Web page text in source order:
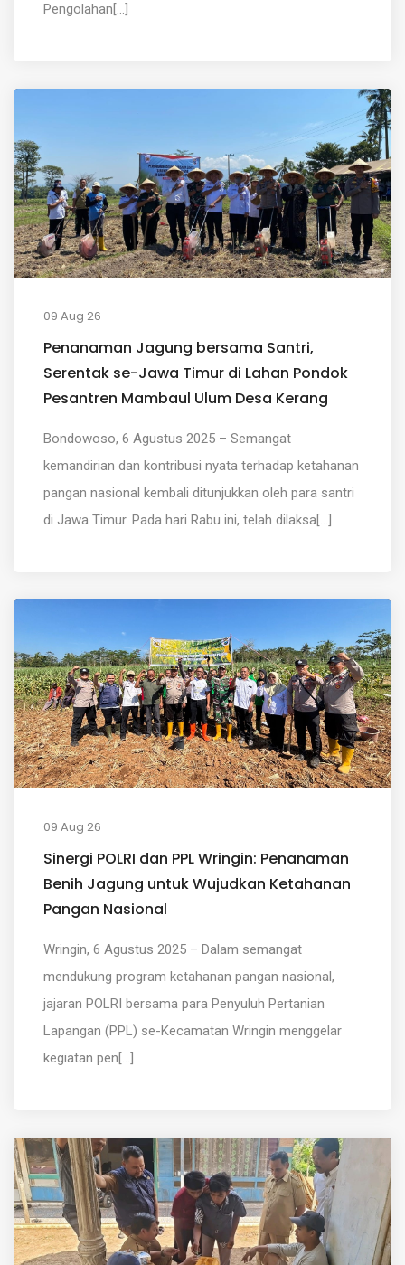
Pengolahan[...]
09 Aug 26
Penanaman Jagung bersama Santri,
Serentak se-Jawa Timur di Lahan Pondok
Pesantren Mambaul Ulum Desa Kerang
Bondowoso, 6 Agustus 2025 – Semangat
kemandirian dan kontribusi nyata terhadap ketahanan
pangan nasional kembali ditunjukkan oleh para santri
di Jawa Timur. Pada hari Rabu ini, telah dilaksa[...]
09 Aug 26
Sinergi POLRI dan PPL Wringin: Penanaman
Benih Jagung untuk Wujudkan Ketahanan
Pangan Nasional
Wringin, 6 Agustus 2025 – Dalam semangat
mendukung program ketahanan pangan nasional,
jajaran POLRI bersama para Penyuluh Pertanian
Lapangan (PPL) se-Kecamatan Wringin menggelar
kegiatan pen[...]